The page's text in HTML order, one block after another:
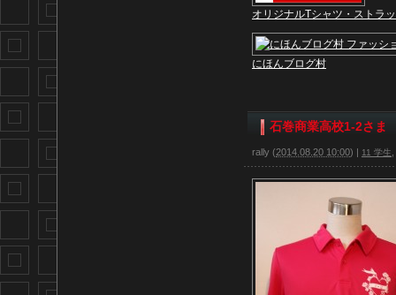
オリジナルTシャツ・ストラ
にほんブログ村
石巻商業高校1-2さま
rally (2014.08.20 10:00) | 11 学生